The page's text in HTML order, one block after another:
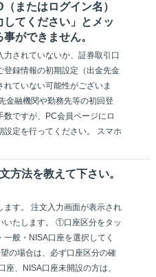
またはログイン名）
てください」とメッ
ができません。
されていないか、証券取引口
登録情報の初期設定（出金先金
ていない可能性がございま
金融機関や勤務先等の初回登
ですが、PC会員ページにロ
定を行ってください。 スマホ
方法を教えて下さい。
ます。 注文入力画面が表示され
いたします。 ①口座区分をタッ
般・NISA口座を選択してく
場合は、必ず口座区分の確
、NISA口座未開設の方は、